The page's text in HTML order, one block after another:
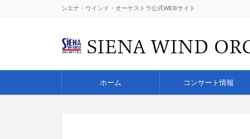
シエナ・ウインド・オーケストラ公式WEBサイト
ホーム コンサート情報